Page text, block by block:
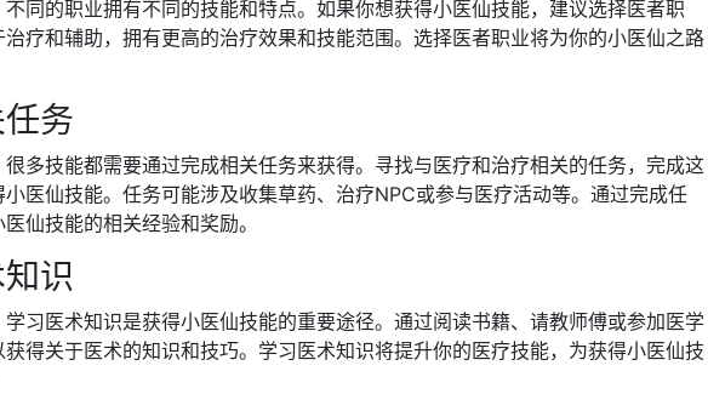
同的职业拥有不同的技能和特点。如果你想获得小医仙技能，建议选择医者职
疗和辅助，拥有更高的治疗效果和技能范围。选择医者职业将为你的小医仙之路
务
多技能都需要通过完成相关任务来获得。寻找与医疗和治疗相关的任务，完成这
医仙技能。任务可能涉及收集草药、治疗NPC或参与医疗活动等。通过完成任
仙技能的相关经验和奖励。
识
习医术知识是获得小医仙技能的重要途径。通过阅读书籍、请教师傅或参加医学
得关于医术的知识和技巧。学习医术知识将提升你的医疗技能，为获得小医仙技